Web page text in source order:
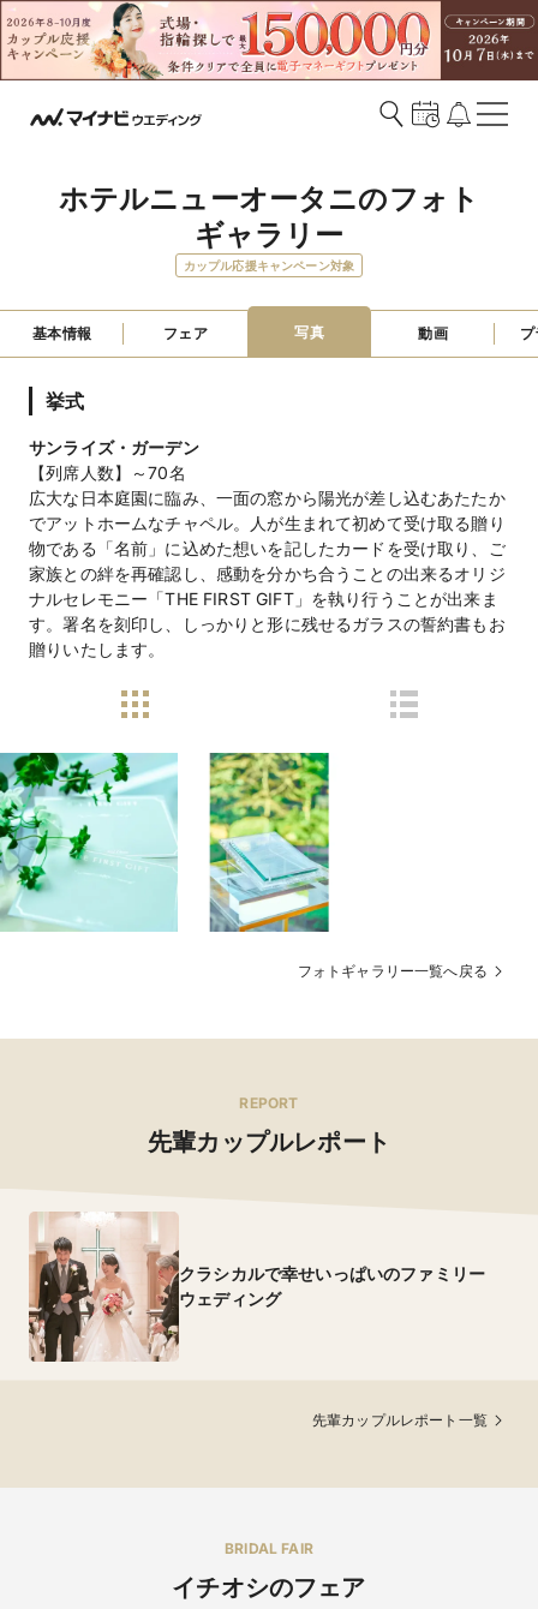
ホテルニューオータニのフォト
ギャラリー
カップル応援キャンペーン対象
基本情報 フェア 写真 動画
挙式
サンライズ・ガーデン
【列席人数】～70名
広大な日本庭園に臨み、一面の窓から陽光が差し込むあたたか
でアットホームなチャペル。人が生まれて初めて受け取る贈り
物である「名前」に込めた想いを記したカードを受け取り、ご
家族との絆を再確認し、感動を分かち合うことの出来るオリジ
ナルセレモニー「THE FIRST GIFT」を執り行うことが出来ま
す。署名を刻印し、しっかりと形に残せるガラスの誓約書もお
贈りいたします。
フォトギャラリー一覧へ戻る
REPORT
先輩カップルレポート
クラシカルで幸せいっぱいのファミリー
ウェディング
先輩カップルレポート一覧
BRIDAL FAIR
イチオシのフェア